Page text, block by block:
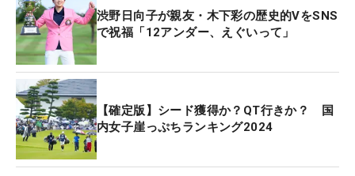
渋野日向子が親友・木下彩の歴史的VをSNS
で祝福「12アンダー、えぐいって」
【確定版】シード獲得か？QT行きか？ 国
内女子崖っぷちランキング2024